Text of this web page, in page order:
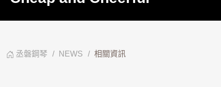
丞磐鋼琴 NEWS 相關資訊